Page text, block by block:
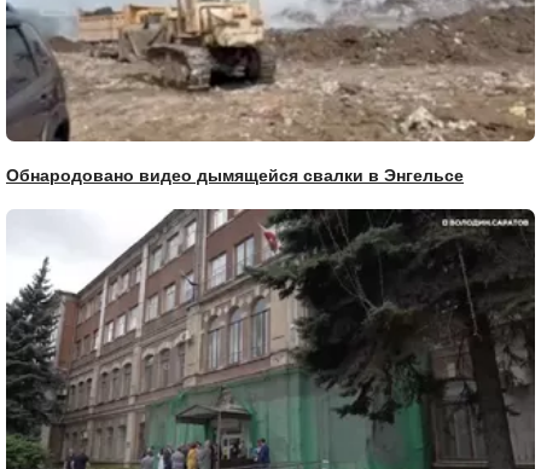
Обнародовано видео дымящейся свалки в Энгельсе